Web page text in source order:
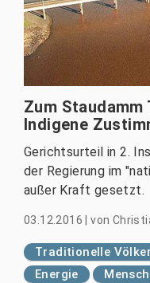
Zum Staudamm
Indigene
Gerichtsurteil in 2.
der Regierung im
außer Kraft gesetzt.
03.12.2016 |von
Traditionelle
Energie